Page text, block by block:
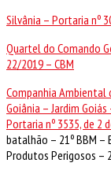
Silvânia – Portaria nº
Quartel do Comando
22/2019 – CBM
Companhia Ambiental
Goiânia – Jardim
Portaria nº 3535, de 2
batalhão – 21º BBM –
Produtos Perigosos –